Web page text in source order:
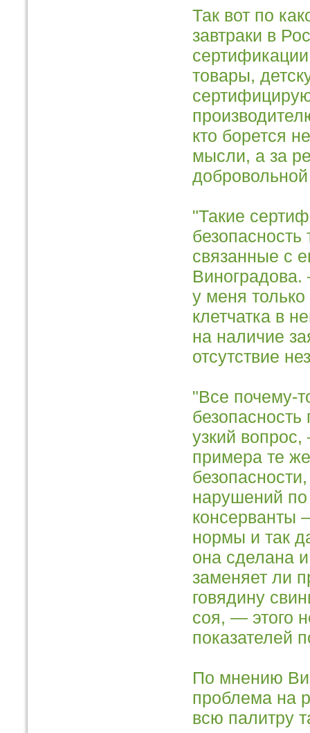
Так вот по
завтраки в
товары,
кто борется
мысли, а за
"Такие
связанные с
у меня
клетчатка в
на наличие
отсутствие
"Все почему-
безопасность
узкий
примера те
нарушений
консерванты
нормы и так
она сделана
заменяет ли
говядину
соя, — этого
показателей
По мнению
проблема на
всю палитру